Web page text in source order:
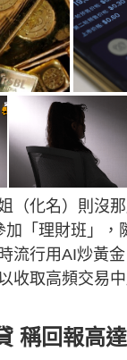
（化名）則沒
加「理財班」，
流行用AI炒黃
收取高頻交易
稱回報高